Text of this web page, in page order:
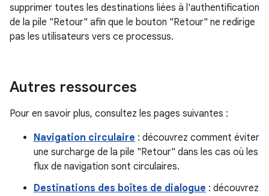
supprimer toutes les destinations liées à l'authentification
de la pile "Retour" afin que le bouton "Retour" ne redirige
pas les utilisateurs vers ce processus.
Autres ressources
Pour en savoir plus, consultez les pages suivantes :
Navigation circulaire : découvrez comment éviter
une surcharge de la pile "Retour" dans les cas où les
flux de navigation sont circulaires.
Destinations des boîtes de dialogue : découvrez